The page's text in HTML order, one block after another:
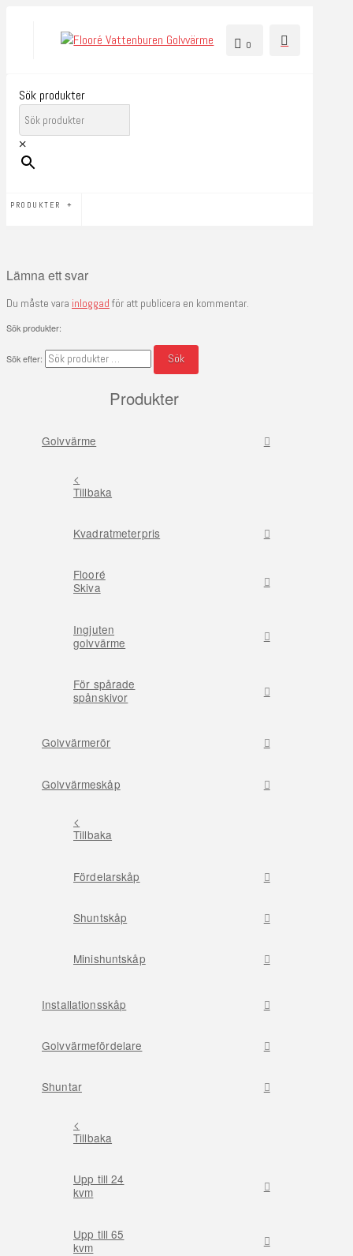
0
Sök produkter
×
PRODUKTER
Lämna ett svar
Du måste vara inloggad för att publicera en kommentar.
Sök produkter:
Sök efter: Sök
Produkter
Golvvärme
<
Tillbaka
Kvadratmeterpris
Flooré
Skiva
Ingjuten
golvvärme
För spårade
spånskivor
Golvvärmerör
Golvvärmeskåp
<
Tillbaka
Fördelarskåp
Shuntskåp
Minishuntskåp
Installationsskåp
Golvvärmefördelare
Shuntar
<
Tillbaka
Upp till 24
kvm
Upp till 65
kvm